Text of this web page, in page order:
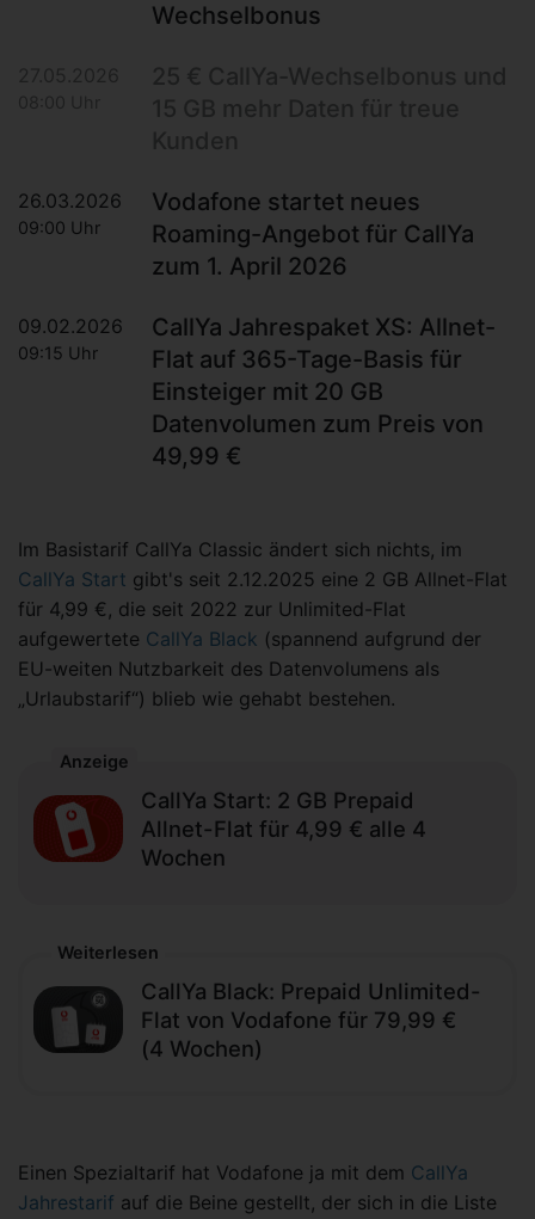
Wechselbonus
26.03.2026
09:00 Uhr
Vodafone startet neues
Roaming-Angebot für CallYa
zum 1. April 2026
09.02.2026
09:15 Uhr
CallYa Jahrespaket XS: Allnet-
Flat auf 365-Tage-Basis für
Einsteiger mit 20 GB
Datenvolumen zum Preis von
49,99 €
Im Basistarif CallYa Classic ändert sich nichts, im
CallYa Start gibt's seit 2.12.2025 eine 2 GB Allnet-Flat
für 4,99 €, die seit 2022 zur Unlimited-Flat
aufgewertete CallYa Black (spannend aufgrund der
EU-weiten Nutzbarkeit des Datenvolumens als
„Urlaubstarif“) blieb wie gehabt bestehen.
Anzeige
CallYa Start: 2 GB Prepaid
Allnet-Flat für 4,99 € alle 4
Wochen
Weiterlesen
CallYa Black: Prepaid Unlimited-
Flat von Vodafone für 79,99 €
(4 Wochen)
Einen Spezialtarif hat Vodafone ja mit dem CallYa
Jahrestarif auf die Beine gestellt, der sich in die Liste